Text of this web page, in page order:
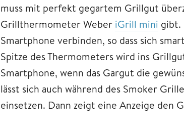
muss mit perfekt gegartem Grillgut
Grillthermometer Weber iGrill mini gibt.
Smartphone verbinden, so dass sich
Spitze des Thermometers wird ins
Smartphone, wenn das Gargut die
lässt sich auch während des Smoker
einsetzen. Dann zeigt eine Anzeige den